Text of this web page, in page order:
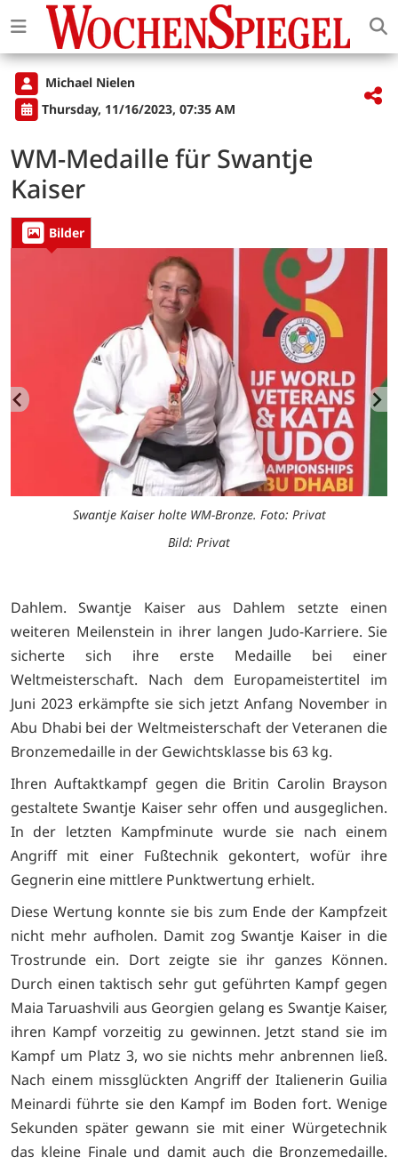
Michael Nielen
Thursday, 11/16/2023, 07:35 AM
WM-Medaille für Swantje
Kaiser
Bilder
Swantje Kaiser holte WM-Bronze. Foto: Privat
Bild: Privat
Dahlem. Swantje Kaiser aus Dahlem setzte einen
weiteren Meilenstein in ihrer langen Judo-Karriere. Sie
sicherte sich ihre erste Medaille bei einer
Weltmeisterschaft. Nach dem Europameistertitel im
Juni 2023 erkämpfte sie sich jetzt Anfang November in
Abu Dhabi bei der Weltmeisterschaft der Veteranen die
Bronzemedaille in der Gewichtsklasse bis 63 kg.
Ihren Auftaktkampf gegen die Britin Carolin Brayson
gestaltete Swantje Kaiser sehr offen und ausgeglichen.
In der letzten Kampfminute wurde sie nach einem
Angriff mit einer Fußtechnik gekontert, wofür ihre
Gegnerin eine mittlere Punktwertung erhielt.
Diese Wertung konnte sie bis zum Ende der Kampfzeit
nicht mehr aufholen. Damit zog Swantje Kaiser in die
Trostrunde ein. Dort zeigte sie ihr ganzes Können.
Durch einen taktisch sehr gut geführten Kampf gegen
Maia Taruashvili aus Georgien gelang es Swantje Kaiser,
ihren Kampf vorzeitig zu gewinnen. Jetzt stand sie im
Kampf um Platz 3, wo sie nichts mehr anbrennen ließ.
Nach einem missglückten Angriff der Italienerin Guilia
Meinardi führte sie den Kampf im Boden fort. Wenige
Sekunden später gewann sie mit einer Würgetechnik
das kleine Finale und damit auch die Bronzemedaille.